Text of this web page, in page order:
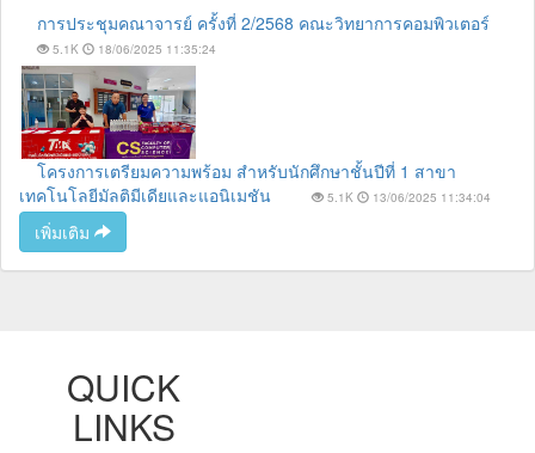
การประชุมคณาจารย์ ครั้งที่ 2/2568 คณะวิทยาการคอมพิวเตอร์
5.1K 18/06/2025 11:35:24
โครงการเตรียมความพร้อม สำหรับนักศึกษาชั้นปีที่ 1 สาขา
เทคโนโลยีมัลติมีเดียและแอนิเมชัน
5.1K 13/06/2025 11:34:04
เพิ่มเติม
QUICK
LINKS